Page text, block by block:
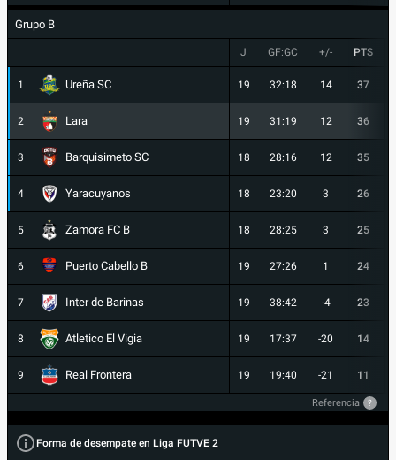
Grupo B
J GF:GC +/- PTS
1 Ureña SC 19 32:18 14 37
2 Lara 19 31:19 12 36
3 Barquisimeto SC 18 28:16 12 35
4 Yaracuyanos 18 23:20 3 26
5 Zamora FC B 18 28:25 3 25
6 Puerto Cabello B 19 27:26 1 24
7 Inter de Barinas 19 38:42 -4 23
8 Atletico El Vigia 19 17:37 -20 14
9 Real Frontera 19 19:40 -21 11
Referencia ?
Forma de desempate en Liga FUTVE 2